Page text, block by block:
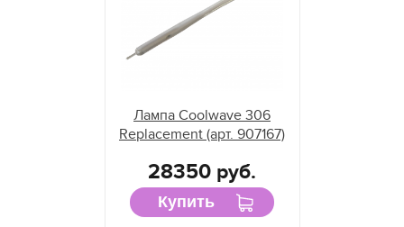
Лампа Coolwave 306
Replacement (арт. 907167)
28350 руб.
Купить